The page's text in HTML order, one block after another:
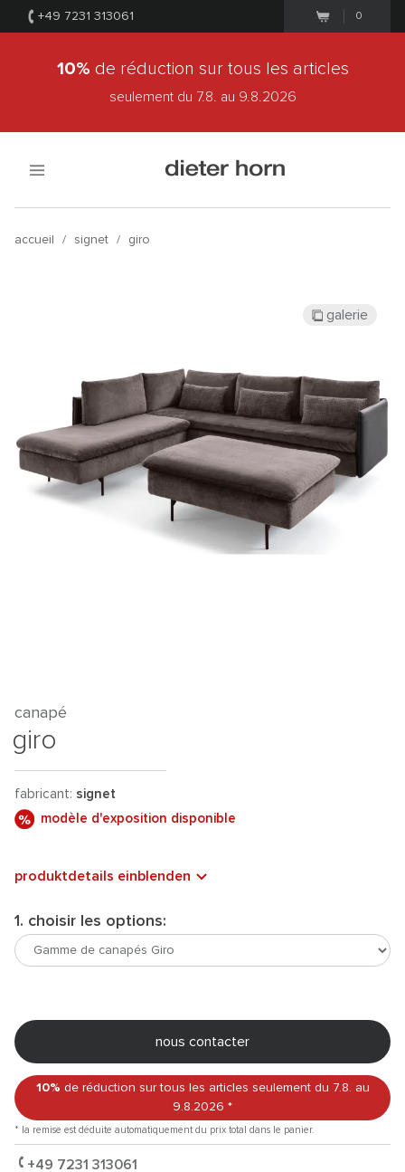
+49 7231 313061 0
10% de réduction sur tous les articles
seulement du 7.8. au 9.8.2026
accueil / signet / giro
galerie
canapé
giro
fabricant: signet
modèle d'exposition disponible
produktdetails einblenden
1. choisir les options:
nous contacter
10% de réduction sur tous les articles seulement du 7.8. au
9.8.2026 *
* la remise est déduite automatiquement du prix total dans le panier.
+49 7231 313061